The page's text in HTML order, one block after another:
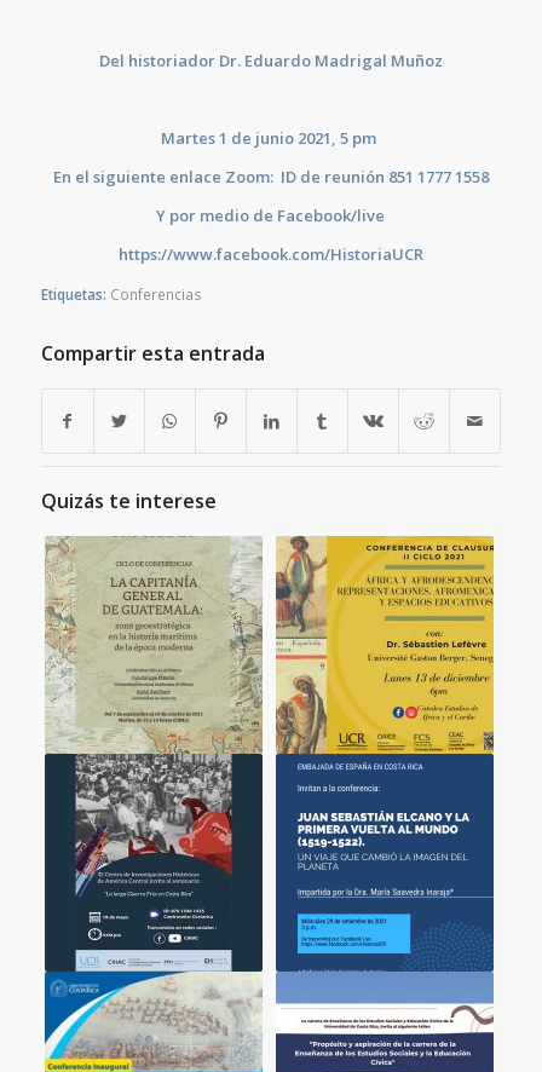
Del historiador Dr. Eduardo Madrigal Muñoz
Martes 1 de junio 2021, 5 pm
En el siguiente enlace Zoom: ID de reunión 851 1777 1558
Y por medio de Facebook/live
https://www.facebook.com/HistoriaUCR
Etiquetas: Conferencias
Compartir esta entrada
Quizás te interese